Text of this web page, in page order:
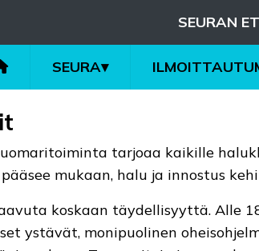
SEURAN
SEURA▾
tarjoaa kaikille
mukaan, halu ja innostus
koskaan täydellisyyttä. Alle
ystävät, monipuolinen